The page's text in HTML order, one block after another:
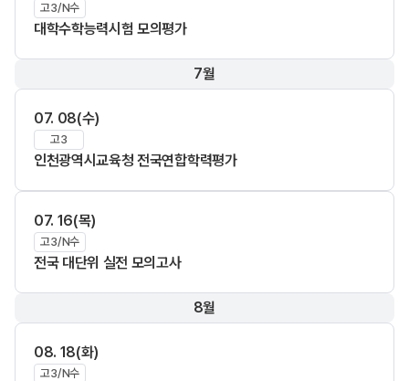
고3/N수
대학수학능력시험 모의평가
7월
07. 08(수)
고3
인천광역시교육청 전국연합학력평가
07. 16(목)
고3/N수
전국 대단위 실전 모의고사
8월
08. 18(화)
고3/N수